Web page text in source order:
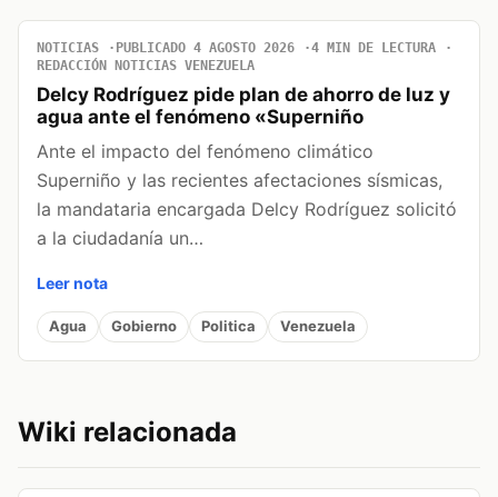
NOTICIAS PUBLICADO 4 AGOSTO 2026
4 MIN DE LECTURA
REDACCIÓN NOTICIAS VENEZUELA
Delcy Rodríguez pide plan de ahorro de luz y
agua ante el fenómeno «Superniño
Ante el impacto del fenómeno climático
Superniño y las recientes afectaciones sísmicas,
la mandataria encargada Delcy Rodríguez solicitó
a la ciudadanía un…
Leer nota
Agua Gobierno Politica Venezuela
Wiki relacionada